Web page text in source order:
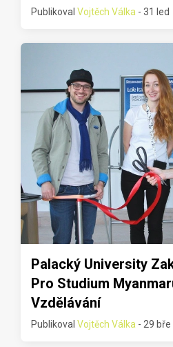
Publikoval Vojtěch Válka - 31 led
Palacký University
Pro Studium
Vzdělávání
Publikoval Vojtěch Válka - 29 bře